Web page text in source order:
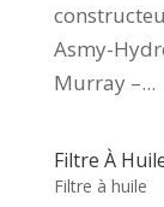
Asmy-
Murray –...
Filtre À
Filtre à huile